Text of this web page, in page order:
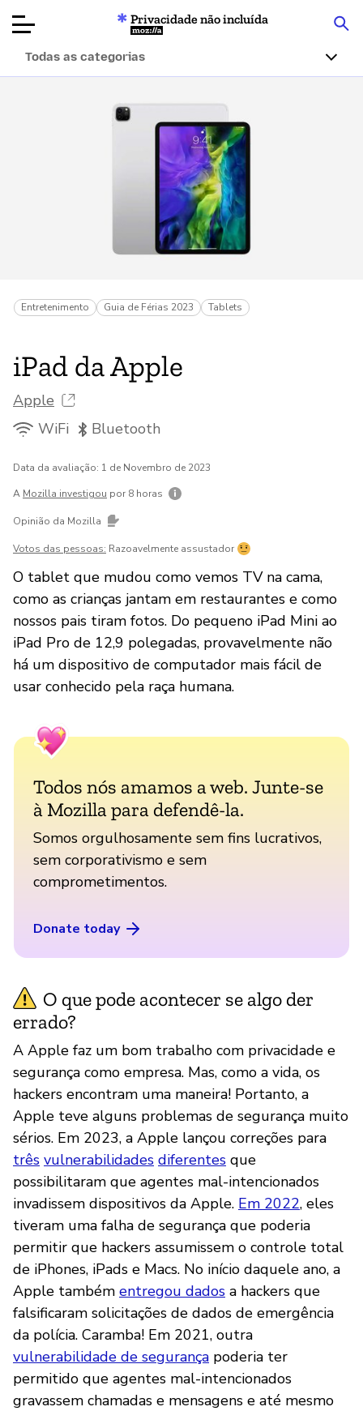
produtos
Artigos
Sobre
Privacidade não incluída
Mozilla
Todas as categorias
Entretenimento Guia de Férias 2023 Tablets
iPad da Apple
Apple
WiFi
Bluetooth
Data da avaliação: 1 de Novembro de 2023
A Mozilla investigou por 8 horas
Opinião da Mozilla
Votos das pessoas: Razoavelmente assustador
O tablet que mudou como vemos TV na cama,
como as crianças jantam em restaurantes e como
nossos pais tiram fotos. Do pequeno iPad Mini ao
iPad Pro de 12,9 polegadas, provavelmente não
há um dispositivo de computador mais fácil de
usar conhecido pela raça humana.
Todos nós amamos a web. Junte-se
à Mozilla para defendê-la.
Somos orgulhosamente sem fins lucrativos,
sem corporativismo e sem
comprometimentos.
Donate today
O que pode acontecer se algo der
errado?
A Apple faz um bom trabalho com privacidade e
segurança como empresa. Mas, como a vida, os
hackers encontram uma maneira! Portanto, a
Apple teve alguns problemas de segurança muito
sérios. Em 2023, a Apple lançou correções para
três vulnerabilidades diferentes que
possibilitaram que agentes mal-intencionados
invadissem dispositivos da Apple. Em 2022, eles
tiveram uma falha de segurança que poderia
permitir que hackers assumissem o controle total
de iPhones, iPads e Macs. No início daquele ano, a
Apple também entregou dados a hackers que
falsificaram solicitações de dados de emergência
da polícia. Caramba! Em 2021, outra
vulnerabilidade de segurança poderia ter
permitido que agentes mal-intencionados
gravassem chamadas e mensagens e até mesmo